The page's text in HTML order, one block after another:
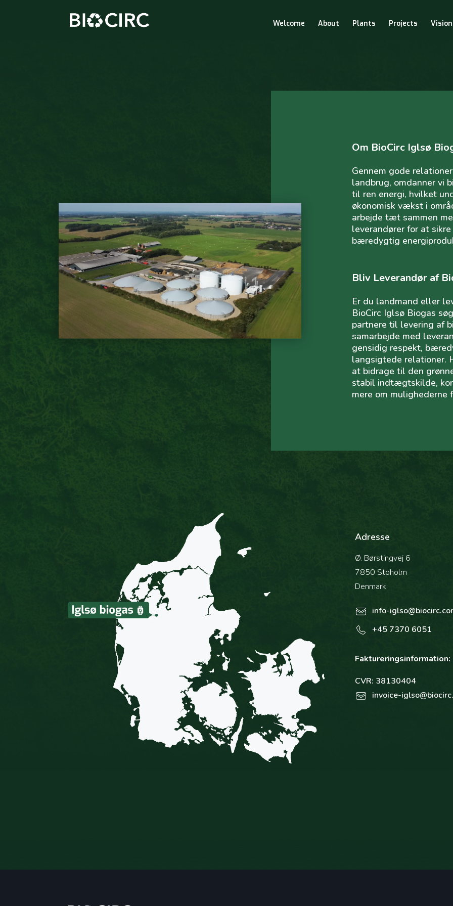
Welcome About Plants Projects Vision
Om BioCirc Iglsø
Gennem gode
landbrug, omdanner vi
til ren energi, hvilket
økonomisk vækst i
arbejde tæt sammen
leverandører for at
bæredygtig
Bliv Leverandør af
Er du landmand eller
BioCirc Iglsø Biogas
partnere til levering af
samarbejde med
gensidig respekt,
langsigtede relationer.
at bidrage til den
stabil indtægtskilde,
mere om mulighederne
Adresse
Ø. Børstingvej 6
7850 Stoholm
Denmark
info-
+45 7370 6051
Faktureringsinformation:
CVR: 38130404
invoice-